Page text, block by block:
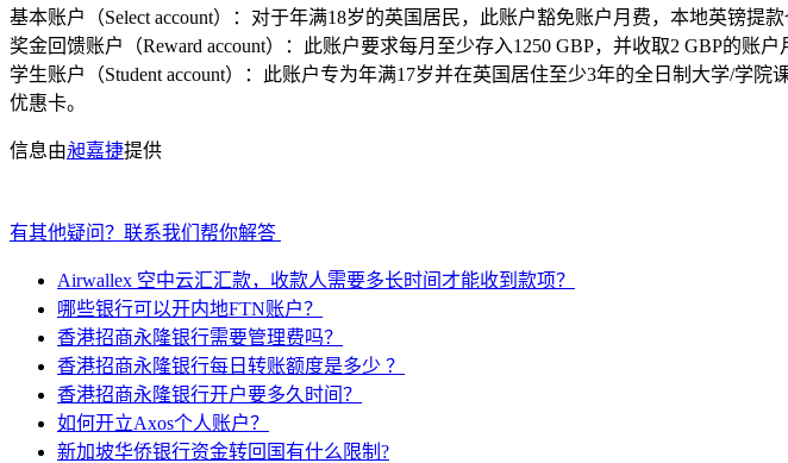
基本账户（‌Select account）‌：‌对于年满18岁的英国居民，‌此账户豁免账户月费，‌本地英镑提款
奖金回馈账户（‌Reward account）‌：‌此账户要求每月至少存入1250 GBP，‌并收取2 GBP的账
学生账户（‌Student account）‌：‌此账户专为年满17岁并在英国居住至少3年的全日制大学/学
优惠卡。‌
信息由昶嘉捷提供
有其他疑问？联系我们帮你解答
Airwallex 空中云汇汇款，收款人需要多长时间才能收到款项？
哪些银行可以开内地FTN账户？
香港招商永隆银行需要管理费吗？
香港招商永隆银行每日转账额度是多少 ？
香港招商永隆银行开户要多久时间？
如何开立Axos个人账户？
新加坡华侨银行资金转回国有什么限制?